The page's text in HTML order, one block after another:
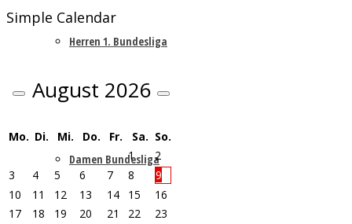
Herren 1. Bundesliga
Damen Bundesliga
Simple Calendar
August 2026
Mo. Di. Mi. Do. Fr. Sa. So.
1
2
3
4 5 6 7 8
9
10
11 12 13 14 15
16
17
18 19 20 21 22
23